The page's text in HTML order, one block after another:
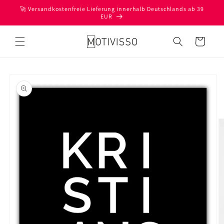
zum
🚀 Versandkostenfreie Lieferung innerhalb Deutschlands ab 39
EUR
Warenkorb